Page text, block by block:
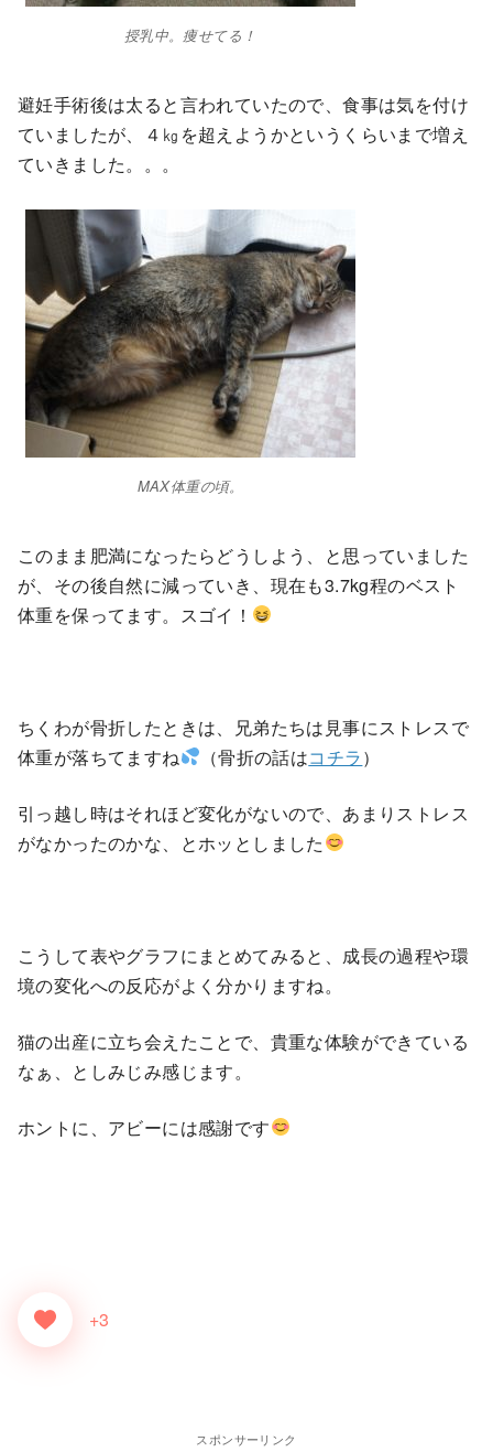
授乳中。痩せてる！
避妊手術後は太ると言われていたので、食事は気を付け
ていましたが、４㎏を超えようかというくらいまで増え
ていきました。。。
MAX体重の頃。
このまま肥満になったらどうしよう、と思っていました
が、その後自然に減っていき、現在も3.7kg程のベスト
体重を保ってます。スゴイ！
ちくわが骨折したときは、兄弟たちは見事にストレスで
体重が落ちてますね
（骨折の話はコチラ）
引っ越し時はそれほど変化がないので、あまりストレス
がなかったのかな、とホッとしました
こうして表やグラフにまとめてみると、成長の過程や環
境の変化への反応がよく分かりますね。
猫の出産に立ち会えたことで、貴重な体験ができている
なぁ、としみじみ感じます。
ホントに、アビーには感謝です
+3
スポンサーリンク